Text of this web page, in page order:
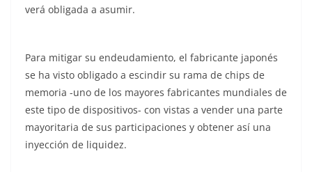
verá obligada a asumir.
Para mitigar su endeudamiento, el fabricante japonés
se ha visto obligado a escindir su rama de chips de
memoria -uno de los mayores fabricantes mundiales de
este tipo de dispositivos- con vistas a vender una parte
mayoritaria de sus participaciones y obtener así una
inyección de liquidez.